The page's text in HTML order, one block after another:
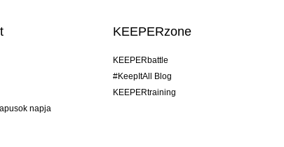
napja
KEEPERzone
KEEPERbattle
#KeepItAll Blog
KEEPERtraining